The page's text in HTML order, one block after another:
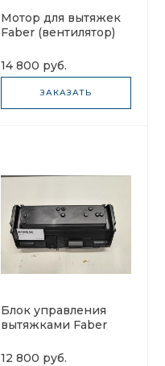
Мотор для вытяжек
Faber (вентилятор)
14 800 руб.
ЗАКАЗАТЬ
Блок управления
вытяжками Faber
12 800 руб.